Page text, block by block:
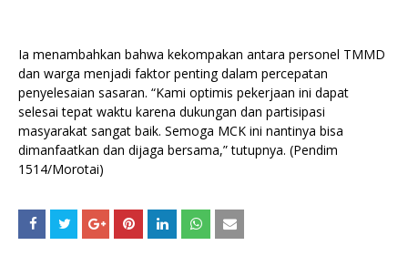
Ia menambahkan bahwa kekompakan antara personel TMMD
dan warga menjadi faktor penting dalam percepatan
penyelesaian sasaran. “Kami optimis pekerjaan ini dapat
selesai tepat waktu karena dukungan dan partisipasi
masyarakat sangat baik. Semoga MCK ini nantinya bisa
dimanfaatkan dan dijaga bersama,” tutupnya. (Pendim
1514/Morotai)